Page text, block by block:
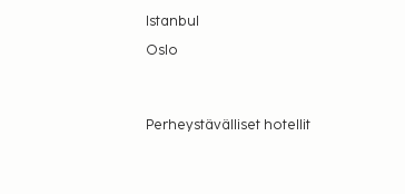
Istanbul
Oslo
Perheystävälliset hotellit